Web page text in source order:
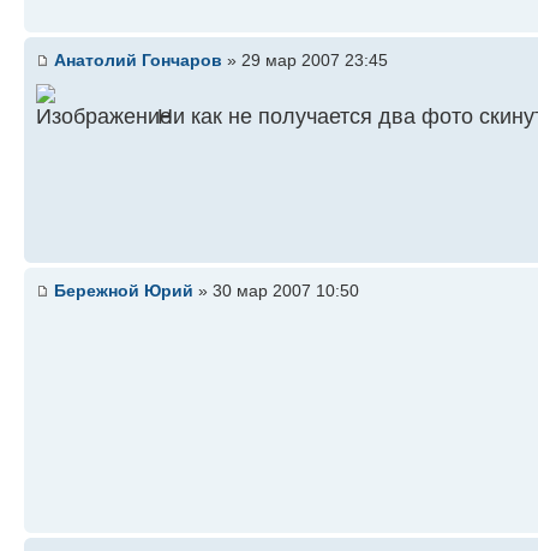
Анатолий Гончаров » 29 мар 2007 23:45
Ни как не получается два фото
Бережной Юрий » 30 мар 2007 10:50